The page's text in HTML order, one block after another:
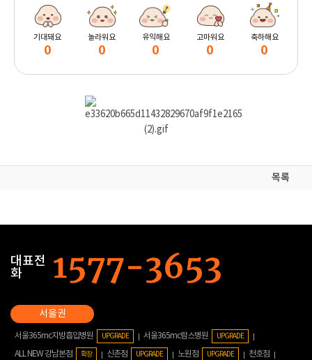
기대돼요
0
놀라워요
0
유익해요
0
고마워요
0
축하해요
0
목록
대표전
화
서울365mc지방흡입병원 UPGRADE 서울365mc람스병원 UPGRADE
ALL NEW 강남본점 확장 신촌점 UPGRADE 노원점 UPGRADE
천호점